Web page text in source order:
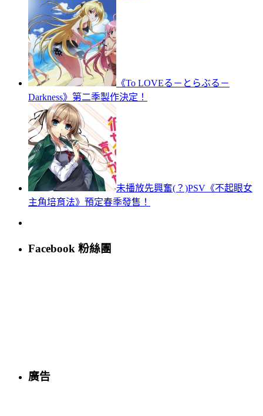
《To LOVEる－とらぶる－
Darkness》第二季製作決定！
未播放先興奮(？)PSV《不起眼女
主角培育法》預定春季發售！
Facebook 粉絲團
廣告